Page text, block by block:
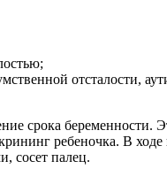
отсталости,
срока беременности.
ребеночка. В
сосет палец.